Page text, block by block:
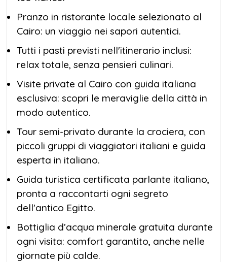
Pranzo in ristorante locale selezionato al
Cairo: un viaggio nei sapori autentici.
Tutti i pasti previsti nell'itinerario inclusi:
relax totale, senza pensieri culinari.
Visite private al Cairo con guida italiana
esclusiva: scopri le meraviglie della città in
modo autentico.
Tour semi-privato durante la crociera, con
piccoli gruppi di viaggiatori italiani e guida
esperta in italiano.
Guida turistica certificata parlante italiano,
pronta a raccontarti ogni segreto
dell'antico Egitto.
Bottiglia d’acqua minerale gratuita durante
ogni visita: comfort garantito, anche nelle
giornate più calde.